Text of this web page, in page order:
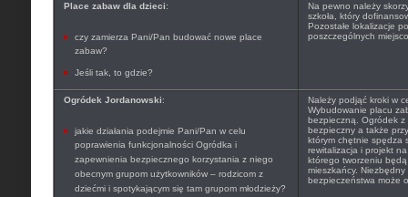
Place zabaw dla dzieci:
czy zamierza Pani/Pan budować nowe place
zabaw?
Jeśli tak, to gdzie?
Na pewno należy
szkoła, który
Pozostałe lokalizacje
poszczególnych
Ogródek Jordanowski:
jakie działania podejmie Pani/Pan w celu
poprawienia funkcjonalności Ogródka i
zapewnienia bezpiecznego korzystania z niego
obecnym grupom użytkowników – rodzicom z
dziećmi i spotykającym się tam grupom młodzieży?
Należy podjąć kroki w
Wybudowanie placu
bezpieczną. Ogródek z
bezpieczny a także
którym chętnie spędza
rewitalizacja i projekt
którego tworzeniu
mieszkańcy.
bezpieczeństwa może